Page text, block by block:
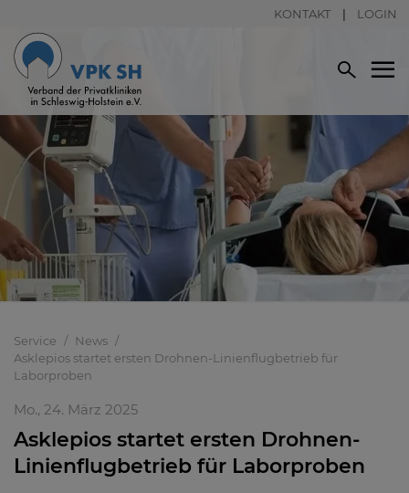
KONTAKT LOGIN
Service
News
Asklepios startet ersten Drohnen-Linienflugbetrieb für
Laborproben
Mo., 24. März 2025
Asklepios startet ersten Drohnen-
Linienflugbetrieb für Laborproben